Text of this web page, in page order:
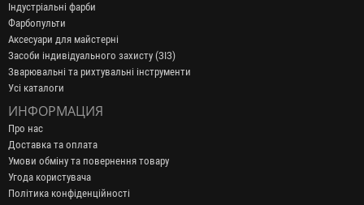
Індустріальні фарби
Фарбопульти
Аксесуари для майстерні
Засоби індивідуального захисту (ЗІЗ)
Зварювальні та рихтувальні інструменти
Усі каталоги
ИНФОРМАЦИЯ
Про нас
Доставка та оплата
Умови обміну та повернення товару
Угода користувача
Політика конфіденційності